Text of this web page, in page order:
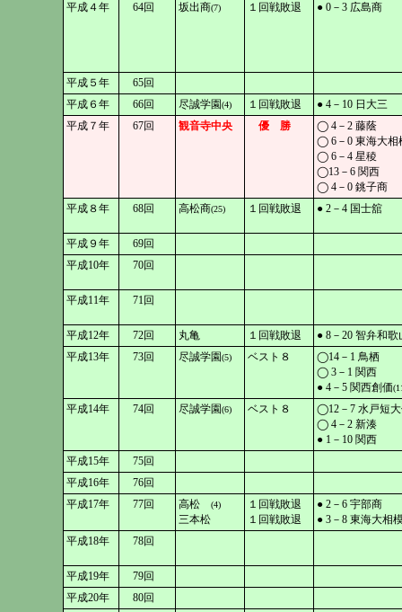
平成４年
64回 坂出商(7) １回戦敗退 ● 0－3 広島商
平成５年
65回
平成６年
66回 尽誠学園(4) １回戦敗退
● 4－10 日大三
平成７年
67回 観音寺中央 優 勝
◯ 4－2 藤蔭
◯ 6－0 東海大相
◯ 6－4 星稜
◯13－6 関西
◯ 4－0 銚子商
平成８年
68回 高松商(25) １回戦敗退 ● 2－4 国士舘
平成９年
69回
平成10年
70回
平成11年 71回
平成12年 72回 丸亀 １回戦敗退
● 8－20 智弁和歌
平成13年
73回 尽誠学園(5) ベスト８
◯14－1 鳥栖
◯ 3－1 関西
● 4－5 関西創価
平成14年 74回 尽誠学園(6) ベスト８
◯12－7 水戸短
◯ 4－2 新湊
● 1－10 関西
平成15年
75回
平成16年
76回
平成17年
77回 高松 (4)
三本松
１回戦敗退
１回戦敗退
● 2－6 宇部商
● 3－8 東海大相
平成18年
78回
平成19年
79回
平成20年
80回